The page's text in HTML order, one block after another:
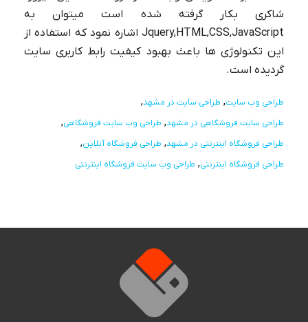
شاکری بکار گرفته شده است میتوان به
Jquery,HTML,CSS,JavaScript اشاره نمود که استفاده از
این تکنولوژی ها باعث بهبود کیفیت رابط کاربری سایت
گردیده است.
طراحی وب سایت طراحی سایت در مشهد
طراحی سایت فروشگاهی در مشهد طراحی وب سایت فروشگاهی
طراحی فروشگاه اینترنتی در مشهد طراحی فروشگاه آنلاین
طراحی فروشگاه اینترنتی طراحی وب سایت فروشگاه اینترنتی